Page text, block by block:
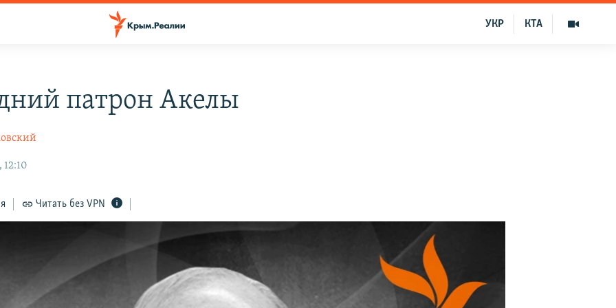
КТА
УКР
патрон Акелы
12:10
Читать без VPN